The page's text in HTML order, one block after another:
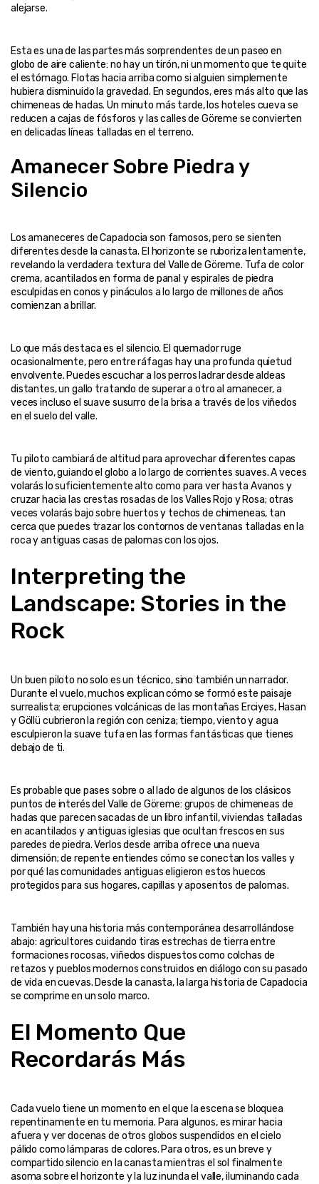
Esta es una de las partes más sorprendentes de un paseo en
globo de aire caliente: no hay un tirón, ni un momento que te quite
el estómago. Flotas hacia arriba como si alguien simplemente
hubiera disminuido la gravedad. En segundos, eres más alto que las
chimeneas de hadas. Un minuto más tarde, los hoteles cueva se
reducen a cajas de fósforos y las calles de Göreme se convierten
Amanecer Sobre Piedra y
Silencio
Los amaneceres de Capadocia son famosos, pero se sienten
diferentes desde la canasta. El horizonte se ruboriza lentamente,
revelando la verdadera textura del Valle de Göreme. Tufa de color
crema, acantilados en forma de panal y espirales de piedra
esculpidas en conos y pináculos a lo largo de millones de años
Lo que más destaca es el silencio. El quemador ruge
ocasionalmente, pero entre ráfagas hay una profunda quietud
envolvente. Puedes escuchar a los perros ladrar desde aldeas
distantes, un gallo tratando de superar a otro al amanecer, a
veces incluso el suave susurro de la brisa a través de los viñedos
Tu piloto cambiará de altitud para aprovechar diferentes capas
de viento, guiando el globo a lo largo de corrientes suaves. A veces
volarás lo suficientemente alto como para ver hasta Avanos y
cruzar hacia las crestas rosadas de los Valles Rojo y Rosa; otras
veces volarás bajo sobre huertos y techos de chimeneas, tan
cerca que puedes trazar los contornos de ventanas talladas en la
Interpreting the
Landscape: Stories in the
Rock
Un buen piloto no solo es un técnico, sino también un narrador.
Durante el vuelo, muchos explican cómo se formó este paisaje
surrealista: erupciones volcánicas de las montañas Erciyes, Hasan
y Göllü cubrieron la región con ceniza; tiempo, viento y agua
esculpieron la suave tufa en las formas fantásticas que tienes
Es probable que pases sobre o al lado de algunos de los clásicos
puntos de interés del Valle de Göreme: grupos de chimeneas de
hadas que parecen sacadas de un libro infantil, viviendas talladas
en acantilados y antiguas iglesias que ocultan frescos en sus
paredes de piedra. Verlos desde arriba ofrece una nueva
dimensión; de repente entiendes cómo se conectan los valles y
por qué las comunidades antiguas eligieron estos huecos
También hay una historia más contemporánea desarrollándose
abajo: agricultores cuidando tiras estrechas de tierra entre
formaciones rocosas, viñedos dispuestos como colchas de
retazos y pueblos modernos construidos en diálogo con su pasado
de vida en cuevas. Desde la canasta, la larga historia de Capadocia
El Momento Que
Recordarás Más
Cada vuelo tiene un momento en el que la escena se bloquea
repentinamente en tu memoria. Para algunos, es mirar hacia
afuera y ver docenas de otros globos suspendidos en el cielo
pálido como lámparas de colores. Para otros, es un breve y
compartido silencio en la canasta mientras el sol finalmente
asoma sobre el horizonte y la luz inunda el valle, iluminando cada